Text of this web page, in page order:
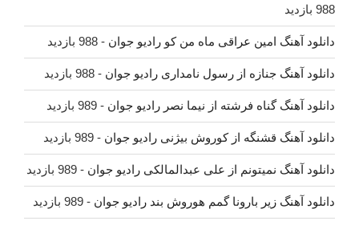
988 بازدید
دانلود آهنگ امین عراقی ماه من کو رادیو جوان - 988 بازدید
دانلود آهنگ جنازه از رسول نامداری رادیو جوان - 988 بازدید
دانلود آهنگ گناه فرشته از نیما نصر رادیو جوان - 989 بازدید
دانلود آهنگ قشنگه از کوروش بیژنی رادیو جوان - 989 بازدید
دانلود آهنگ نمیتونم از علی عبدالمالکی رادیو جوان - 989 بازدید
دانلود آهنگ زیر بارونا گمم هوروش بند رادیو جوان - 989 بازدید